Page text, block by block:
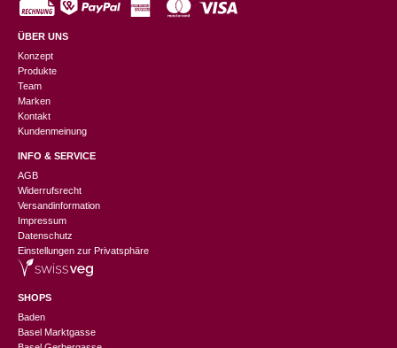
ÜBER UNS
Konzept
Produkte
Team
Marken
Kontakt
Kundenmeinung
INFO & SERVICE
AGB
Widerrufsrecht
Versandinformation
Impressum
Datenschutz
Einstellungen zur Privatsphäre
SHOPS
Baden
Basel Marktgasse